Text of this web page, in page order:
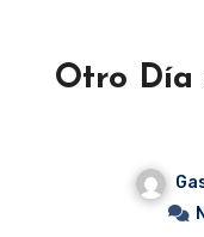
Otro Día